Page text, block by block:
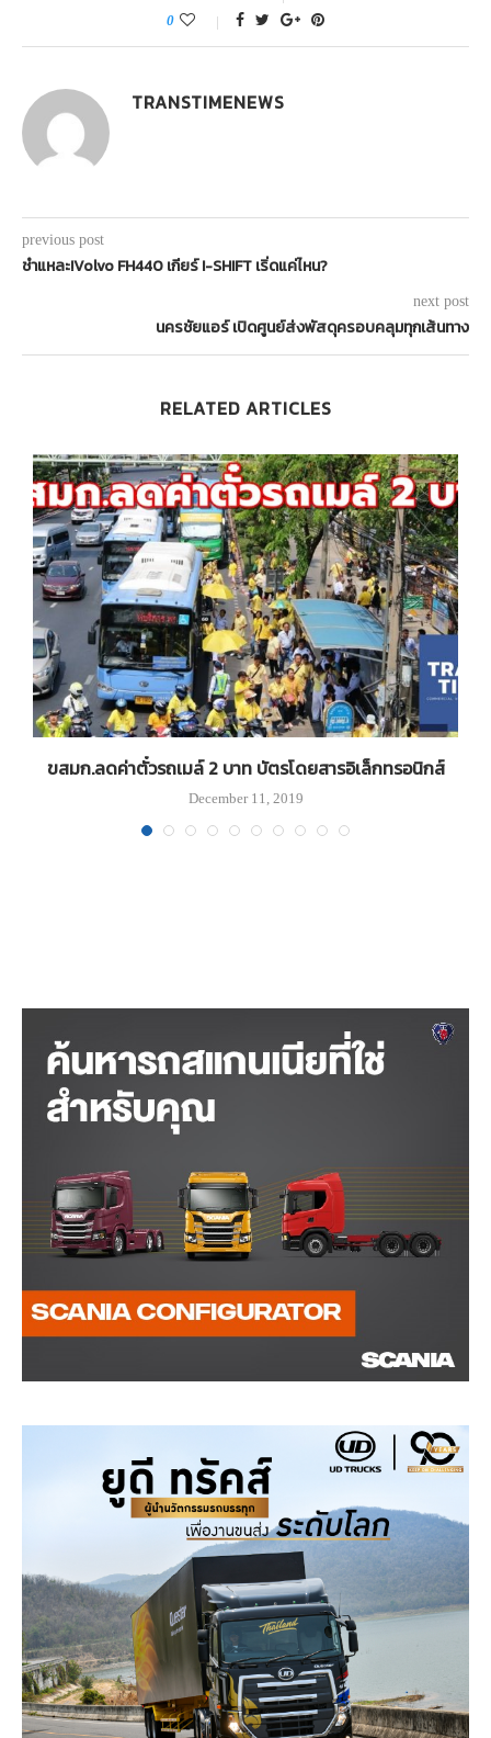
0
TRANSTIMENEWS
previous post
ชำแหละ!Volvo FH440 เกียร์ I-SHIFT เริ่ดแค่ไหน?
next post
นครชัยแอร์ เปิดศูนย์ส่งพัสดุครอบคลุมทุกเส้นทาง
RELATED ARTICLES
ขสมก.ลดค่าตั๋วรถเมล์ 2 บาท บัตรโดยสารอิเล็กทรอนิกส์
December 11, 2019